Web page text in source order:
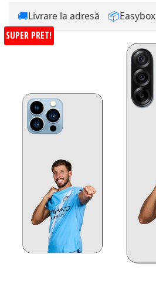
🚚Livrare la adresă 📦Easybox
SUPER PRET!